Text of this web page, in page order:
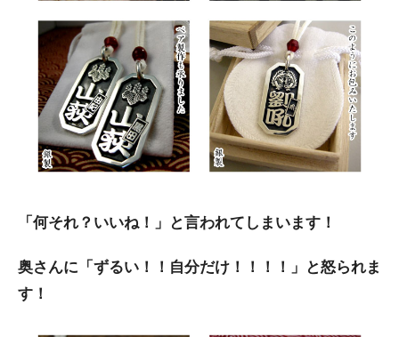
「何それ？いいね！」と言われてしまいます！
奥さんに「ずるい！！自分だけ！！！！」と怒られま
す！